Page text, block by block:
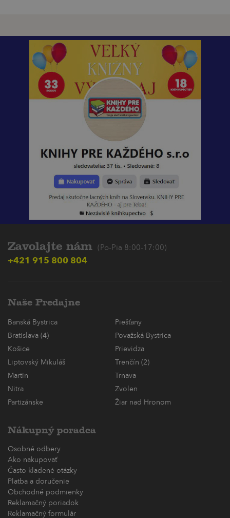
Zavolajte nám (Po-Pia 8:00-17:00)
+421 915 800 804
Naše Predajne
Banská Bystrica
Piešťany
Bratislava (4)
Považská Bystrica
Košice
Prievidza
Liptovský Mikuláš
Trenčín (2)
Martin
Trnava
Nitra
Zvolen
Partizánske
Žiar nad Hronom
Nákupný poradca
Osobné odbery
Ako nakupovať
Často kladené otázky
Platba a doručenie
Obchodné podmienky
Reklamačný poriadok
Reklamačný formulár